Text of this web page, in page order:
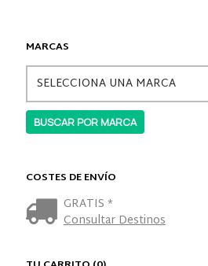
MARCAS
COSTES DE ENVÍO
GRATIS *
Consultar Destinos